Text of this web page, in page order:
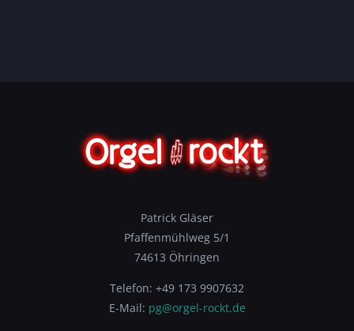
Patrick Gläser
Pfaffenmühlweg 5/1
74613 Öhringen
Telefon: +49 173 9907632
E-Mail: pg@orgel-rockt.de